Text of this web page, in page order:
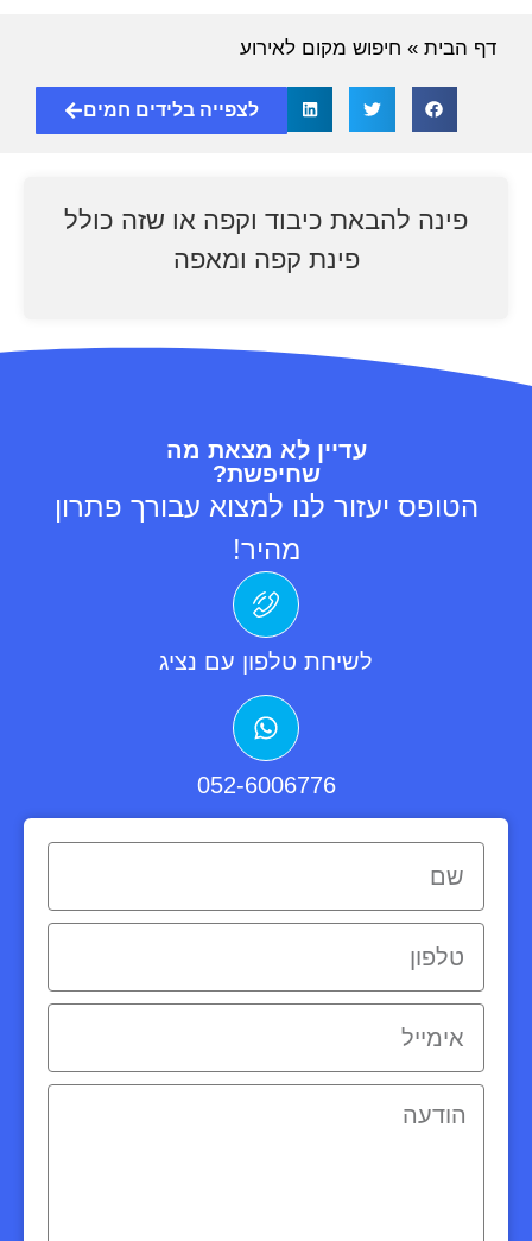
דף הבית » חיפוש מקום לאירוע
לצפייה בלידים חמים
פינה להבאת כיבוד וקפה או שזה כולל
פינת קפה ומאפה
עדיין לא מצאת מה
שחיפשת?
הטופס יעזור לנו למצוא עבורך פתרון
מהיר!
לשיחת טלפון עם נציג
052-6006776